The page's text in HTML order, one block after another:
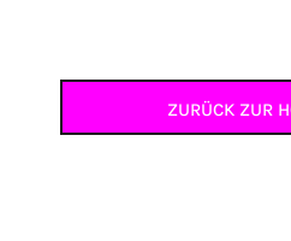
ZURÜCK ZUR